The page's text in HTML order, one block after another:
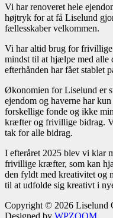
Vi har renoveret hele
højtryk for at få Liselund
fællesskaber velkommen.
Vi har altid brug for
mindst til at hjælpe med alle
efterhånden har fået stablet
Økonomien for Liselund er
ejendom og haverne har
forskellige fonde og ikke
kræfter og frivillige bidrag.
tak for alle bidrag.
I efteråret 2025 blev vi klar
frivillige kræfter, som kan
den fyldt med kreativitet og
til at udfolde sig kreativt i
Copyright © 2026 Liselund
Designed by WPZOOM